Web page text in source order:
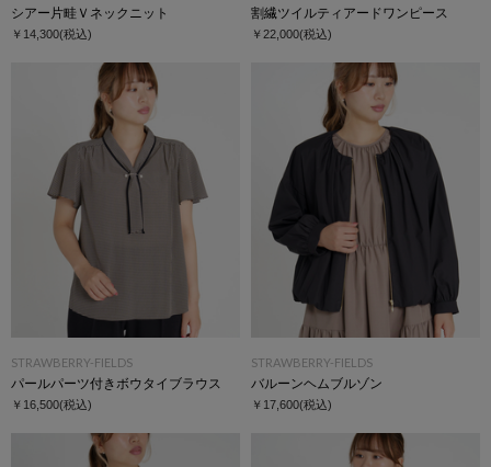
シアー片畦Ｖネックニット
￥14,300(税込)
割繊ツイルティアードワンピース
￥22,000(税込)
STRAWBERRY-FIELDS
パールパーツ付きボウタイブラウス
￥16,500(税込)
STRAWBERRY-FIELDS
バルーンヘムブルゾン
￥17,600(税込)